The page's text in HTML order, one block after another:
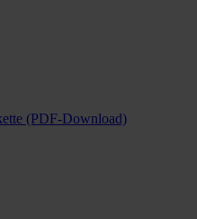
(PDF-Download)